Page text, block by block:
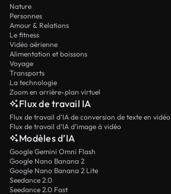
Nature
Personnes
Amour & Relations
Le fitness
Vidéo aérienne
Alimentation et boissons
Voyage
Transports
La technologie
Zoom en arrière-plan virtuel
Flux de travail IA
Flux de travail d’IA de conversion de texte en vidéo
Flux de travail d’IA d’image à vidéo
Modèles d’IA
Google Gemini Omni Flash
Google Nano Banana 2
Google Nano Banana 2 Lite
Seedance 2.0
Seedance 2.0 Fast